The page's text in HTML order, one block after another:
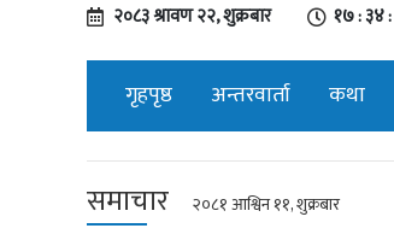
२०८३ श्रावण २२, शुक्रबार १७ : ३४
गृहपृष्ठ अन्तरवार्ता कथा
समाचार २०८१ आश्विन ११, शुक्रबार